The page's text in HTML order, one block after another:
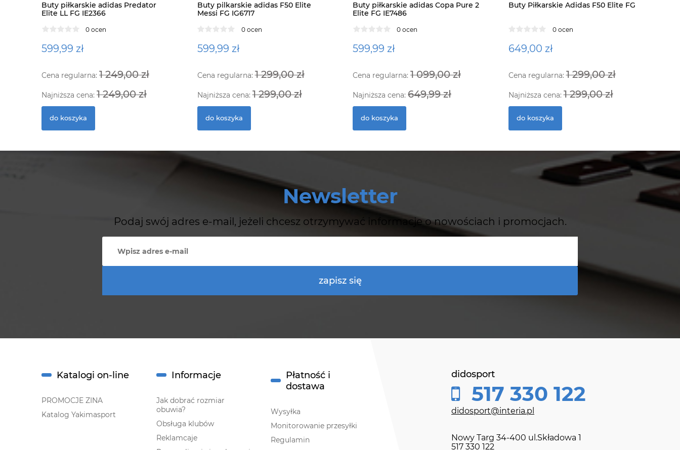
Buty piłkarskie adidas Predator
Elite LL FG IE2366
0 ocen
599,99 zł
Cena regularna: 1 249,00 zł
Najniższa cena: 1 249,00 zł
do koszyka
Buty pilkarskie adidas F50 Elite
Messi FG IG6717
0 ocen
599,99 zł
Cena regularna:1 299,00 zł
Najniższa cena:1 299,00 zł
do koszyka
Buty piłkarskie adidas Copa Pure 2
Elite FG IE7486
0 ocen
599,99 zł
Cena regularna: 1 099,00 zł
Najniższa cena: 649,99 zł
do koszyka
Buty Piłkarskie Adidas F50 Elite FG
0 ocen
649,00 zł
Cena regularna:1 299,00 zł
Najniższa cena:1 299,00 zł
do koszyka
Newsletter
Podaj swój adres e-mail, jeżeli chcesz otrzymywać informacje o nowościach i promocjach.
zapisz się
didosport
517 330 122
didosport@interia.pl
Nowy Targ 34-400 ul.Składowa 1
517 330 122
Katalogi on-line
PROMOCJE ZINA
Katalog Yakimasport
Informacje
Jak dobrać rozmiar
obuwia?
Obsługa klubów
Reklamcaje
Płatność i
dostawa
Wysyłka
Monitorowanie przesyłki
Regulamin